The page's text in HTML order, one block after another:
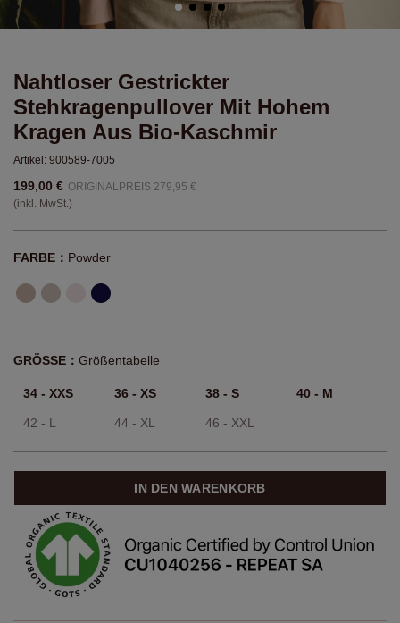
Nahtloser Gestrickter
Stehkragenpullover Mit Hohem
Kragen Aus Bio-Kaschmir
Artikel: 900589-7005
199,00 € ORIGINALPREIS 279,95 €
(inkl. MwSt.)
FARBE： Powder
GRÖSSE： Größentabelle
34 - XXS 36 - XS 38 - S 40 - M
42 - L 44 - XL 46 - XXL
IN DEN WARENKORB